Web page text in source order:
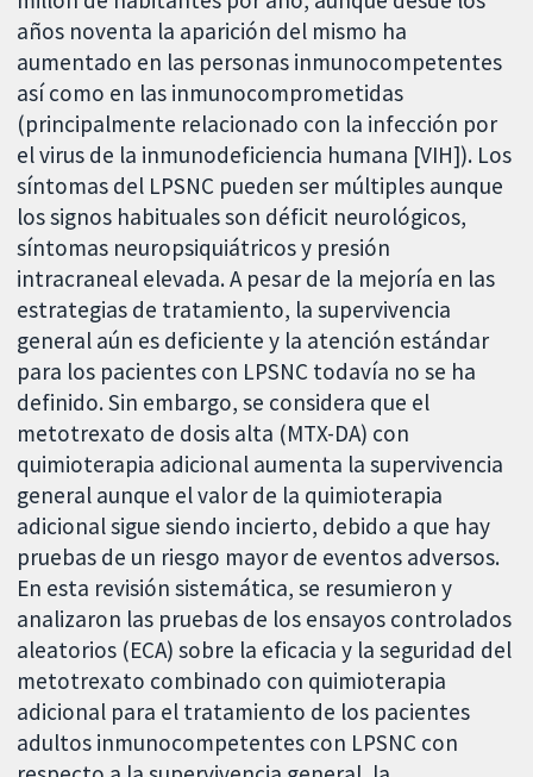
años noventa la aparición del mismo ha
aumentado en las personas inmunocompetentes
así como en las inmunocomprometidas
(principalmente relacionado con la infección por
el virus de la inmunodeficiencia humana [VIH]). Los
síntomas del LPSNC pueden ser múltiples aunque
los signos habituales son déficit neurológicos,
síntomas neuropsiquiátricos y presión
intracraneal elevada. A pesar de la mejoría en las
estrategias de tratamiento, la supervivencia
general aún es deficiente y la atención estándar
para los pacientes con LPSNC todavía no se ha
definido. Sin embargo, se considera que el
metotrexato de dosis alta (MTX-DA) con
quimioterapia adicional aumenta la supervivencia
general aunque el valor de la quimioterapia
adicional sigue siendo incierto, debido a que hay
pruebas de un riesgo mayor de eventos adversos.
En esta revisión sistemática, se resumieron y
analizaron las pruebas de los ensayos controlados
aleatorios (ECA) sobre la eficacia y la seguridad del
metotrexato combinado con quimioterapia
adicional para el tratamiento de los pacientes
adultos inmunocompetentes con LPSNC con